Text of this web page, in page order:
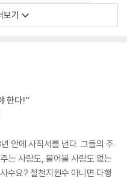
보기
한다!”
안에 사직서를 낸다. 그들의 주
는 사람도, 물어볼 사람도 없는
수요? 철천지원수 아니면 다행